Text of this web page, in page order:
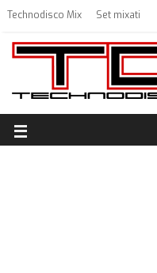
Technodisco Mix Set mixati